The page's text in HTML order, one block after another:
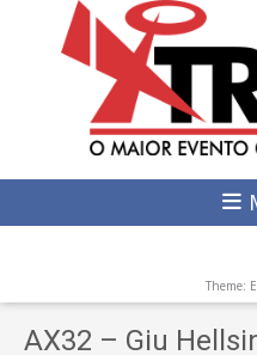
Theme:
AX32 – Giu